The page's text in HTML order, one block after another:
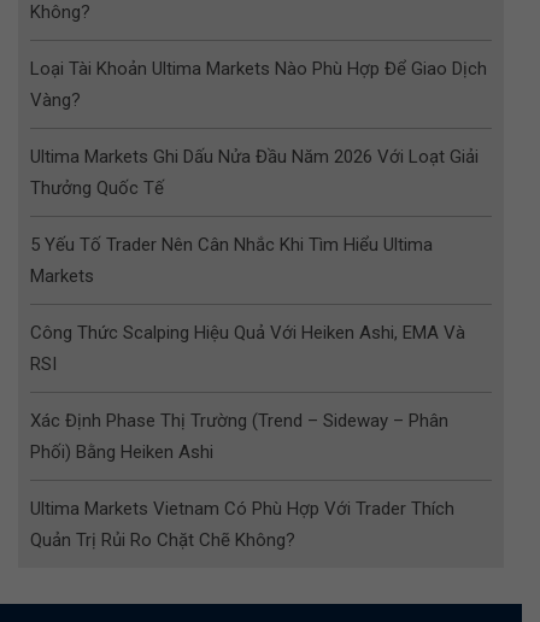
Không?
Loại Tài Khoản Ultima Markets Nào Phù Hợp Để Giao Dịch
Vàng?
Ultima Markets Ghi Dấu Nửa Đầu Năm 2026 Với Loạt Giải
Thưởng Quốc Tế
5 Yếu Tố Trader Nên Cân Nhắc Khi Tìm Hiểu Ultima
Markets
Công Thức Scalping Hiệu Quả Với Heiken Ashi, EMA Và
RSI
Xác Định Phase Thị Trường (Trend – Sideway – Phân
Phối) Bằng Heiken Ashi
Ultima Markets Vietnam Có Phù Hợp Với Trader Thích
Quản Trị Rủi Ro Chặt Chẽ Không?